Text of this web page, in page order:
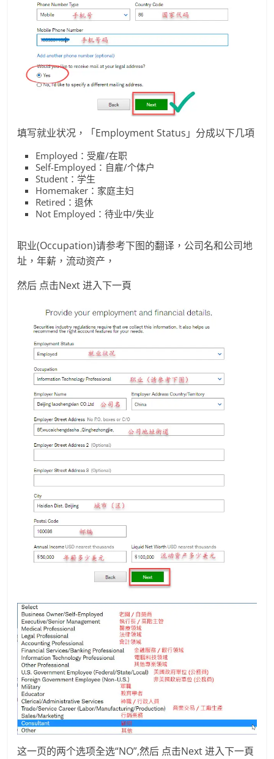
填写就业状况，「Employment Status」分成以下几項
Employed：受雇/在职
Self-Employed：自雇/个体户
Student：学生
Homemaker：家庭主妇
Retired：退休
Not Employed：待业中/失业
职业(Occupation)请参考下图的翻译，公司名和公司地
址，年薪，流动资产，
然后 点击Next 进入下一頁
这一页的两个选项全选“NO”,然后 点击Next 进入下一頁